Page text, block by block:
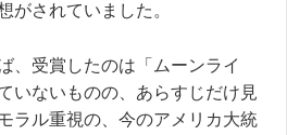
がされていました。
、受賞したのは「ムーンライ
いないものの、あらすじだけ見
ラル重視の、今のアメリカ大統